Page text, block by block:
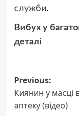
служби.
Вибух у
деталі
Post
Previous:
Киянин у масці
аптеку (відео)